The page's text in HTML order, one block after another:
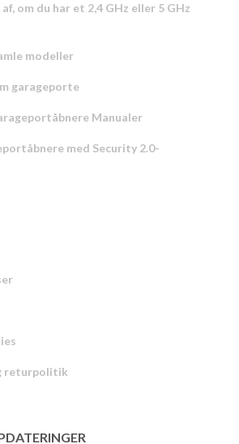
om du har et 2,4 GHz eller 5 GHz
modeller
garageporte
Manualer
med Security 2.0-
returpolitik